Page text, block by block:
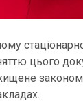
цього